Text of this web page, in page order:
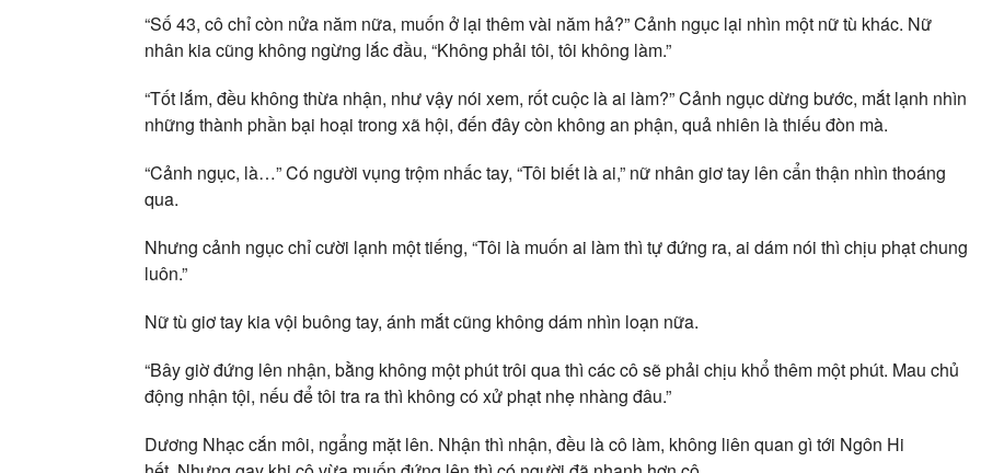
“Số 43, cô chỉ còn nửa năm nữa, muốn ở lại thêm vài năm hả?” Cảnh ngục lại nhìn một nữ tù khác. Nữ
nhân kia cũng không ngừng lắc đầu, “Không phải tôi, tôi không làm.”
“Tốt lắm, đều không thừa nhận, như vậy nói xem, rốt cuộc là ai làm?” Cảnh ngục dừng bước, mắt lạnh nhìn
những thành phần bại hoại trong xã hội, đến đây còn không an phận, quả nhiên là thiếu đòn mà.
“Cảnh ngục, là…” Có người vụng trộm nhấc tay, “Tôi biết là ai,” nữ nhân giơ tay lên cẩn thận nhìn thoáng
qua.
Nhưng cảnh ngục chỉ cười lạnh một tiếng, “Tôi là muốn ai làm thì tự đứng ra, ai dám nói thì chịu phạt chung
luôn.”
Nữ tù giơ tay kia vội buông tay, ánh mắt cũng không dám nhìn loạn nữa.
“Bây giờ đứng lên nhận, bằng không một phút trôi qua thì các cô sẽ phải chịu khổ thêm một phút. Mau chủ
động nhận tội, nếu để tôi tra ra thì không có xử phạt nhẹ nhàng đâu.”
Dương Nhạc cắn môi, ngẩng mặt lên. Nhận thì nhận, đều là cô làm, không liên quan gì tới Ngôn Hi